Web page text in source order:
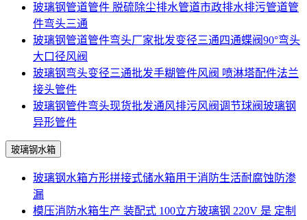
玻璃钢管道管件 脱硫除尘排水管道市政排水排污管道管
件弯头三通
玻璃钢管道管件弯头厂家批发变径三通四通蝶阀90°弯头
大口径风阀
玻璃钢弯头变径三通批发手糊管件风阀 喷淋塔配件法兰
接头管件
玻璃钢管件弯头现货批发通风排污风阀调节球阀玻璃钢
异形管件
玻璃钢水箱
玻璃钢水箱方形拼接式储水箱用于消防生活耐腐蚀防渗
漏
模压消防水箱生产 装配式 100立方玻璃钢 220V 是 定制